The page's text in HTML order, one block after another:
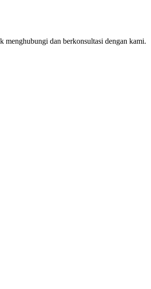
dan berkonsultasi dengan kami.